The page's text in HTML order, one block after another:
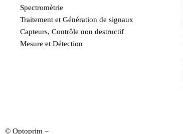
Spectromètrie
Traitement et Génération de signaux
Capteurs, Contrôle non destructif
Mesure et Détection
© Optoprim –